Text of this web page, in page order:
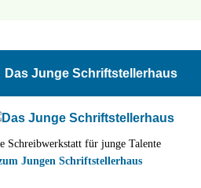
Das Junge Schriftstellerhaus
Schreibwerkstatt für junge Talente
Jungen Schriftstellerhaus